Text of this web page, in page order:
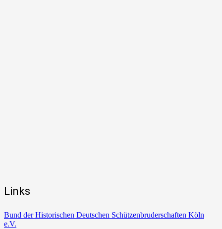
Links
Bund der Historischen Deutschen Schützenbruderschaften Köln
e.V.